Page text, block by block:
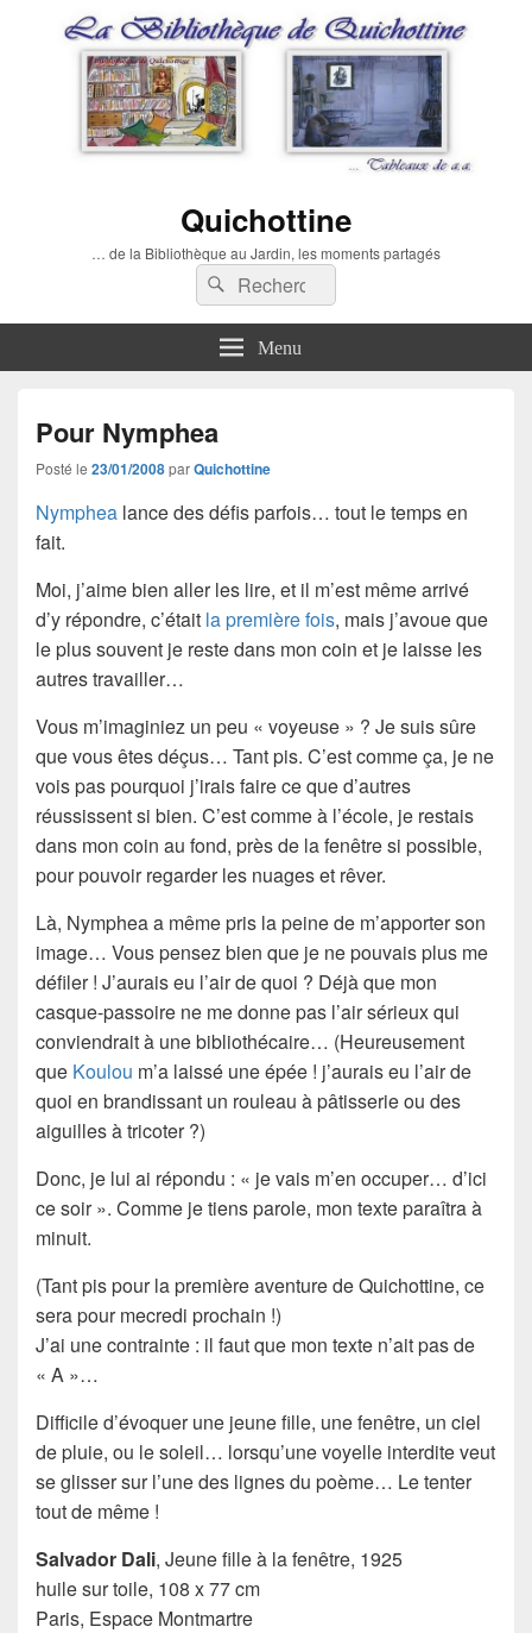
Quichottine
… de la Bibliothèque au Jardin, les moments partagés
Recherche :
Rechercher
Menu
Pour Nymphea
Posté le 23/01/2008parQuichottine
Nymphea lance des défis parfois… tout le temps en
fait.
Moi, j’aime bien aller les lire, et il m’est même arrivé
d’y répondre, c’était la première fois, mais j’avoue que
le plus souvent je reste dans mon coin et je laisse les
autres travailler…
Vous m’imaginiez un peu « voyeuse » ? Je suis sûre
que vous êtes déçus… Tant pis. C’est comme ça, je ne
vois pas pourquoi j’irais faire ce que d’autres
réussissent si bien. C’est comme à l’école, je restais
dans mon coin au fond, près de la fenêtre si possible,
pour pouvoir regarder les nuages et rêver.
Là, Nymphea a même pris la peine de m’apporter son
image… Vous pensez bien que je ne pouvais plus me
défiler ! J’aurais eu l’air de quoi ? Déjà que mon
casque-passoire ne me donne pas l’air sérieux qui
conviendrait à une bibliothécaire… (Heureusement
que Koulou m’a laissé une épée ! j’aurais eu l’air de
quoi en brandissant un rouleau à pâtisserie ou des
aiguilles à tricoter ?)
Donc, je lui ai répondu : « je vais m’en occuper… d’ici
ce soir ». Comme je tiens parole, mon texte paraîtra à
minuit.
(Tant pis pour la première aventure de Quichottine, ce
sera pour mecredi prochain !)
J’ai une contrainte : il faut que mon texte n’ait pas de
« A »…
Difficile d’évoquer une jeune fille, une fenêtre, un ciel
de pluie, ou le soleil… lorsqu’une voyelle interdite veut
se glisser sur l’une des lignes du poème… Le tenter
tout de même !
Salvador Dali, Jeune fille à la fenêtre, 1925
huile sur toile, 108 x 77 cm
Paris, Espace Montmartre